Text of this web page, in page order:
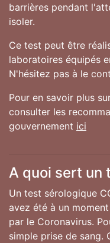
barrières pendant
isoler.
Ce test peut être
laboratoires équipés
N'hésitez pas à le
Pour en savoir plus
consulter les
gouvernement ici
A quoi sert un
Un test sérologique
avez été à un
par le Coronavirus.
simple prise de sang.